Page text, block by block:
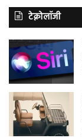
टेक्नोलॉजी